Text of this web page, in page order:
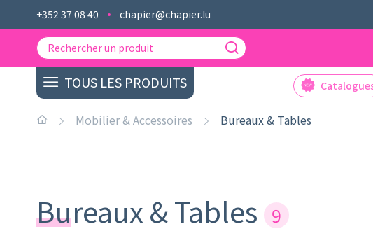
+352 37 08 40 chapier@chapier.lu
TOUS LES PRODUITS
Mobilier & Accessoires Bureaux & Tables
Bureaux & Tables 9